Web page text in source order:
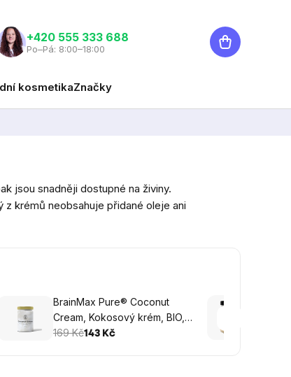
‭+420 555 333 688
Po–Pá: 8:00–18:00
Nákupní
košík
kosmetikaZnačky
jsou snadněji dostupné na živiny.
z krémů neobsahuje přidané oleje ani
BrainMax Pure® Coconut
Cream, Kokosový krém, BIO,
500 g
169 Kč143 Kč